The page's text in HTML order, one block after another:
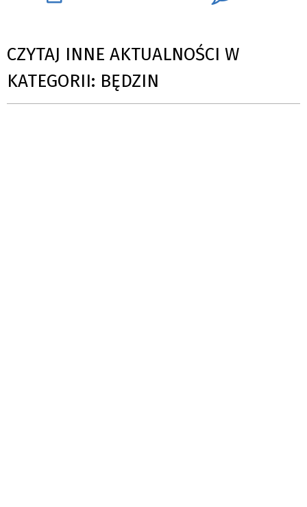
CZYTAJ INNE AKTUALNOŚCI W
KATEGORII: BĘDZIN